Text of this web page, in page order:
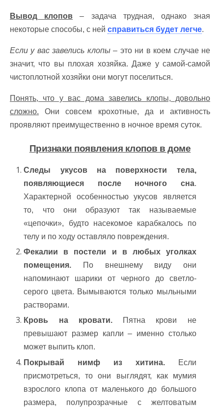
Вывод клопов – задача трудная, однако зная
некоторые способы, с ней справиться будет легче.
Если у вас завелись клопы– это ни в коем случае не
значит, что вы плохая хозяйка. Даже у самой-самой
чистоплотной хозяйки они могут поселиться.
Понять, что у вас дома завелись клопы, довольно
сложно. Они совсем крохотные, да и активность
проявляют преимущественно в ночное время суток.
Признаки появления клопов в доме
Следы укусов на поверхности тела,
появляющиеся после ночного сна.
Характерной особенностью укусов является
то, что они образуют так называемые
«цепочки», будто насекомое карабкалось по
телу и по ходу оставляло повреждения.
Фекалии в постели и в любых уголках
помещения. По внешнему виду они
напоминают шарики от черного до светло-
серого цвета. Вымываются только мыльными
растворами.
Кровь на кровати.Пятна крови не
превышают размер капли – именно столько
может выпить клоп.
Покрывай нимф из хитина.Если
присмотреться, то они выглядят, как мумия
взрослого клопа от маленького до большого
размера, полупрозрачные с желтоватым